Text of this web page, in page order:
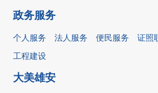
政务服务
个人服务 法人服务 便民服务 证照
工程建设
大美雄安